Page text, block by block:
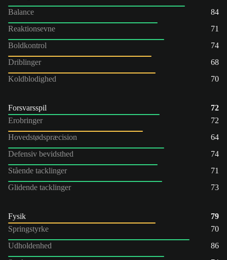
Balance
84
Reaktionsevne
71
Boldkontrol
74
Driblinger
68
Koldblodighed
70
Forsvarsspil
72
Erobringer
72
Hovedstødspræcision
64
Defensiv bevidsthed
74
Stående tacklinger
71
Glidende tacklinger
73
Fysik
79
Springstyrke
70
Udholdenhed
86